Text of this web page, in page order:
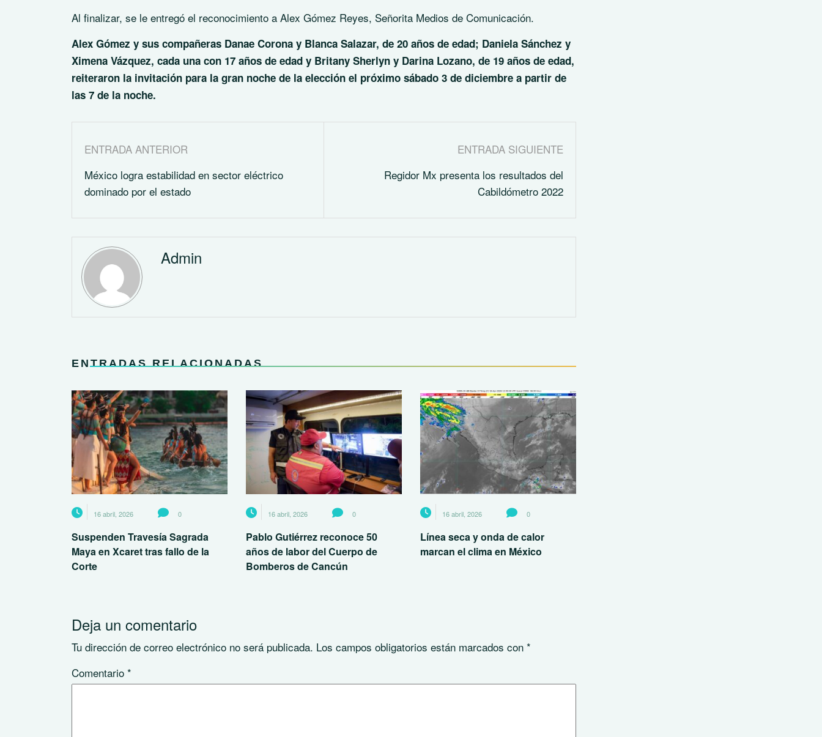
Al finalizar, se le entregó el reconocimiento a Alex Gómez Reyes, Señorita Medios de Comunicación.
Alex Gómez y sus compañeras Danae Corona y Blanca Salazar, de 20 años de edad; Daniela Sánchez y
Ximena Vázquez, cada una con 17 años de edad y Britany Sherlyn y Darina Lozano, de 19 años de edad,
reiteraron la invitación para la gran noche de la elección el próximo sábado 3 de diciembre a partir de
las 7 de la noche.
ENTRADA ANTERIOR
México logra estabilidad en sector eléctrico
dominado por el estado
ENTRADA SIGUIENTE
Regidor Mx presenta los resultados del
Cabildómetro 2022
Admin
ENTRADAS RELACIONADAS
16 abril, 2026 0
Suspenden Travesía Sagrada
Maya en Xcaret tras fallo de la
Corte
16 abril, 2026 0
Pablo Gutiérrez reconoce 50
años de labor del Cuerpo de
Bomberos de Cancún
16 abril, 2026 0
Línea seca y onda de calor
marcan el clima en México
Deja un comentario
Tu dirección de correo electrónico no será publicada. Los campos obligatorios están marcados con *
Comentario *